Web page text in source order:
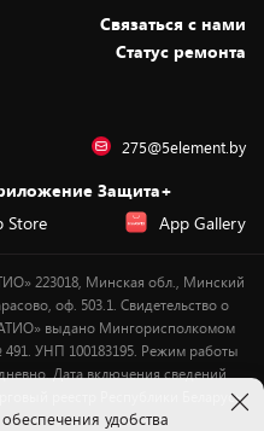
Cвязаться с нами
Статус ремонта
275@5element.by
Защита+
Store App Gallery
223018, Минская обл., Минский
оф. 503.1. Свидетельство о
выдано Мингорисполкомом
УНП 100183195. Режим работы
Дата включения сведений
реестр Республики Беларусь
удобства